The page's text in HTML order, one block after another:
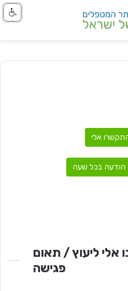
אלי
הודעה בכל שעה
אלי ליעוץ / תאום
פגישה